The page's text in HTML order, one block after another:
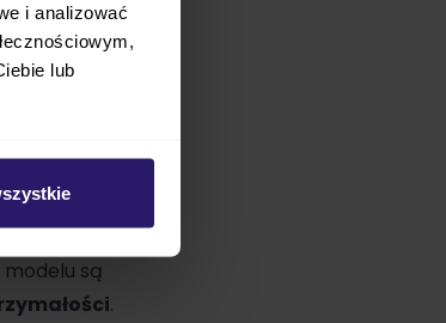
i analizować
lub
wspólny
który
komfort,
z którego
są
.